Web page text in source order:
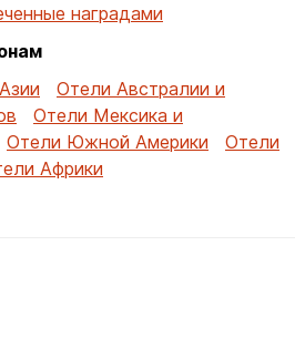
наградами
Отели Австралии и
Отели Мексика и
Отели Южной Америки
Отели
Африки